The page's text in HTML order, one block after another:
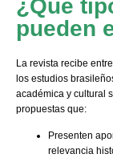
¿Qué
pueden
La revista recibe
los estudios
académica y cultural
propuestas que:
Presenten
relevancia